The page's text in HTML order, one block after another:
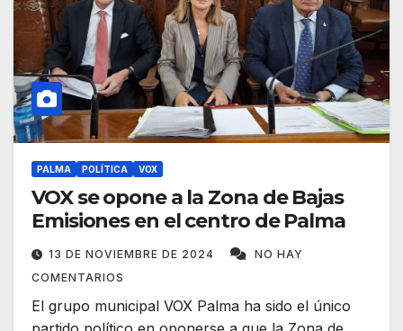
PALMA POLÍTICA VOX
VOX se opone a la Zona de Bajas
Emisiones en el centro de Palma
13 DE NOVIEMBRE DE 2024
NO HAY
COMENTARIOS
El grupo municipal VOX Palma ha sido el único